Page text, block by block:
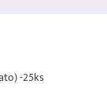
-25ks